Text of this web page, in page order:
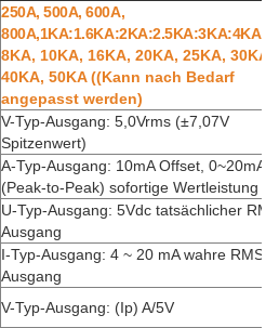
250A, 500A, 600A,
800A,1KA:1.6KA:2KA:2.5KA:3KA:4KA:
8KA, 10KA, 16KA, 20KA, 25KA, 30KA,
40KA, 50KA ((Kann nach Bedarf
angepasst werden)
V-Typ-Ausgang: 5,0Vrms (±7,07V
Spitzenwert)
A-Typ-Ausgang: 10mA Offset, 0~20mA
(Peak-to-Peak) sofortige Wertleistung
U-Typ-Ausgang: 5Vdc tatsächlicher
Ausgang
I-Typ-Ausgang: 4 ~ 20 mA wahre RMS-
Ausgang
V-Typ-Ausgang: (Ip) A/5V